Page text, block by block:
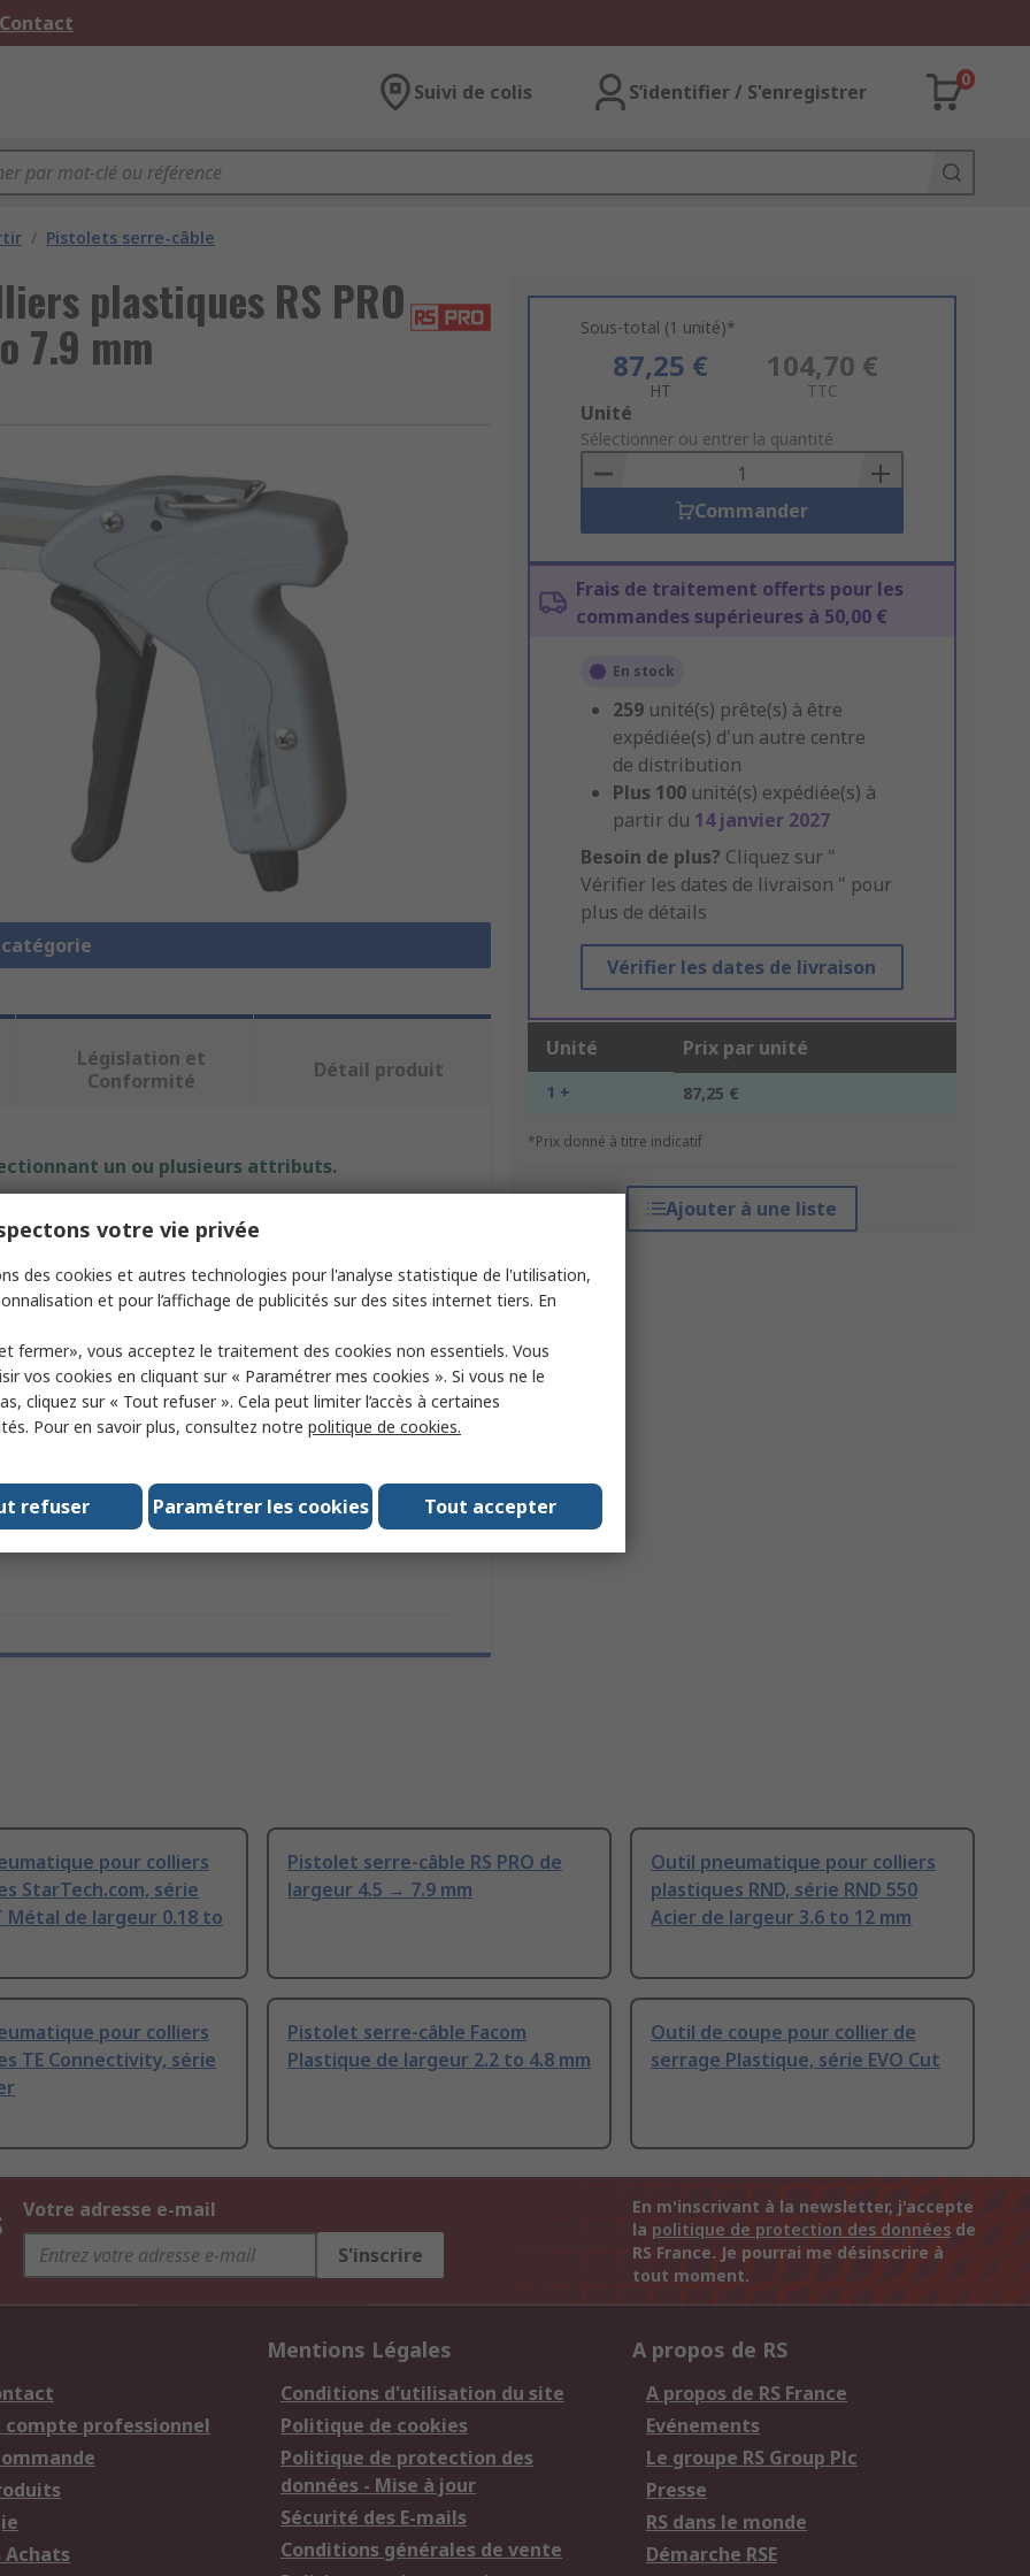
Suivi de colis S’identifier / S'enregistrer
0
/ Pistolets serre-câble
plastiques RS PRO
7.9 mm Sous-total (1 unité)*
87,25 €
HT
104,70 €
TTC
Add
to
Basket
Unité
Sélectionner ou entrer la quantité
Commander
Frais de traitement offerts pour les
commandes supérieures à 50,00 €
En stock
259 unité(s) prête(s) à être
expédiée(s) d'un autre centre
de distribution
Plus 100 unité(s) expédiée(s) à
partir du 14 janvier 2027
Besoin de plus? Cliquez sur "
Vérifier les dates de livraison " pour
plus de détails
Vérifier les dates de livraison
Unité Prix par unité
1 + 87,25 €
*Prix donné à titre indicatif
Ajouter à une liste
Législation et
Conformité
Détail produit
un ou plusieurs attributs.
Valeur
RS PRO
câble 4.5 to 7.9 mm
Aluminium
No
pour colliers
StarTech.com, série
Métal de largeur 0.18 to
Pistolet serre-câble RS PRO de
largeur 4.5 → 7.9 mm
Outil pneumatique pour colliers
plastiques RND, série RND 550
Acier de largeur 3.6 to 12 mm
pour colliers
TE Connectivity, série
Pistolet serre-câble Facom
Plastique de largeur 2.2 to 4.8 mm
Outil de coupe pour collier de
serrage Plastique, série EVO Cut
Votre adresse e-mail
S'inscrire
En m'inscrivant à la newsletter, j'accepte
la politique de protection des données de
RS France. Je pourrai me désinscrire à
tout moment.
compte professionnel
Achats
Mentions Légales
Conditions d'utilisation du site
Politique de cookies
Politique de protection des
données - Mise à jour
Sécurité des E-mails
Conditions générales de vente
A propos de RS
A propos de RS France
Evénements
Le groupe RS Group Plc
Presse
RS dans le monde
Démarche RSE
votre vie privée
des cookies et autres technologies pour l'analyse statistique de l'utilisation,
et pour l’affichage de publicités sur des sites internet tiers. En
fermer», vous acceptez le traitement des cookies non essentiels. Vous
vos cookies en cliquant sur « Paramétrer mes cookies ». Si vous ne le
cliquez sur « Tout refuser ». Cela peut limiter l’accès à certaines
Pour en savoir plus, consultez notre politique de cookies.
Tout accepter
Paramétrer les cookies
refuser